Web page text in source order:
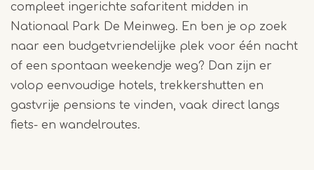
compleet ingerichte safaritent midden in
Nationaal Park De Meinweg. En ben je op zoek
naar een budgetvriendelijke plek voor één nacht
of een spontaan weekendje weg? Dan zijn er
volop eenvoudige hotels, trekkershutten en
gastvrije pensions te vinden, vaak direct langs
fiets- en wandelroutes.